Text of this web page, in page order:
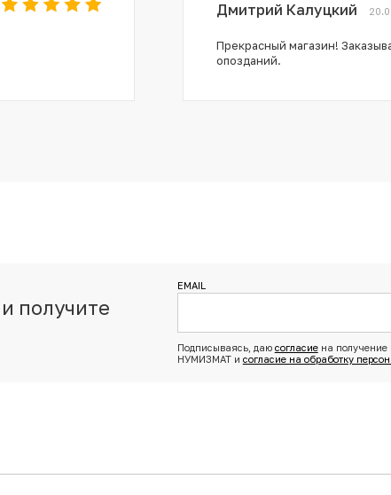
Дмитрий Калуцкий
Прекрасный магазин!
опозданий.
получите
EMAIL
Подписываясь, даю согласиена получение
НУМИЗМАТ и согласие на обработку